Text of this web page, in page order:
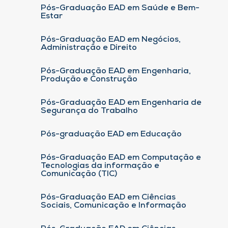
Pós-Graduação EAD em Saúde e Bem-
Estar
Pós-Graduação EAD em Negócios,
Administração e Direito
Pós-Graduação EAD em Engenharia,
Produção e Construção
Pós-Graduação EAD em Engenharia de
Segurança do Trabalho
Pós-graduação EAD em Educação
Pós-Graduação EAD em Computação e
Tecnologias da informação e
Comunicação (TIC)
Pós-Graduação EAD em Ciências
Sociais, Comunicação e Informação